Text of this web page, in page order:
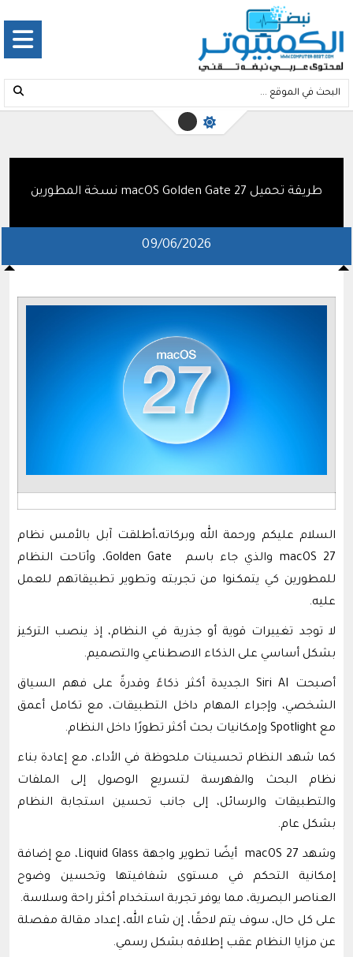
طريقة تحميل macOS Golden Gate 27 نسخة المطورين
09/06/2026
السلام عليكم ورحمة الله وبركاته،أطلقت آبل بالأمس نظام
macOS 27 والذي جاء باسم Golden Gate، وأتاحت النظام
للمطورين كي يتمكنوا من تجربته وتطوير تطبيقاتهم للعمل
عليه.
لا توجد تغييرات قوية أو جذرية في النظام، إذ ينصب التركيز
بشكل أساسي على الذكاء الاصطناعي والتصميم.
أصبحت Siri AI الجديدة أكثر ذكاءً وقدرةً على فهم السياق
الشخصي، وإجراء المهام داخل التطبيقات، مع تكامل أعمق
مع Spotlight وإمكانيات بحث أكثر تطورًا داخل النظام.
كما شهد النظام تحسينات ملحوظة في الأداء، مع إعادة بناء
نظام البحث والفهرسة لتسريع الوصول إلى الملفات
والتطبيقات والرسائل، إلى جانب تحسين استجابة النظام
بشكل عام.
وشهد macOS 27 أيضًا تطوير واجهة Liquid Glass، مع إضافة
إمكانية التحكم في مستوى شفافيتها وتحسين وضوح
العناصر البصرية، مما يوفر تجربة استخدام أكثر راحة وسلاسة.
على كل حال، سوف يتم لاحقًا، إن شاء الله، إعداد مقالة مفصلة
عن مزايا النظام عقب إطلاقه بشكل رسمي.